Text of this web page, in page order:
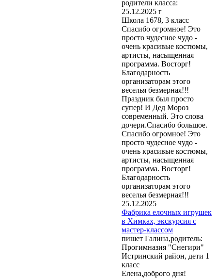
родители класса:
25.12.2025 г
Школа 1678, 3 класс
Спасибо огромное! Это
просто чудесное чудо -
очень красивые костюмы,
артисты, насыщенная
программа. Восторг!
Благодарность
организаторам этого
веселья безмерная!!!
Праздник был просто
супер! И Дед Мороз
современный. Это слова
дочери.Спасибо большое.
Спасибо огромное! Это
просто чудесное чудо -
очень красивые костюмы,
артисты, насыщенная
программа. Восторг!
Благодарность
организаторам этого
веселья безмерная!!!
25.12.2025
Фабрика елочных игрушек
в Химках, экскурсия с
мастер-классом
пишет Галина,родитель:
Прогимназия "Снегири"
Истринский район, дети 1
класс
Елена,доброго дня!